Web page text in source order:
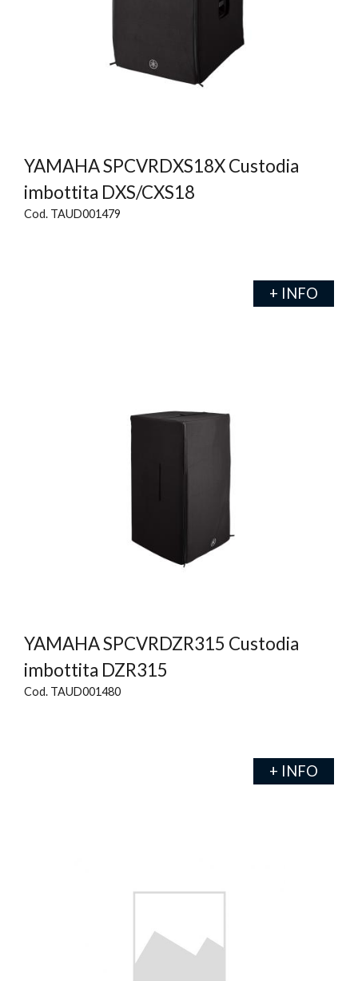
YAMAHA SPCVRDXS18X Custodia
imbottita DXS/CXS18
Cod. TAUD001479
+ INFO
YAMAHA SPCVRDZR315 Custodia
imbottita DZR315
Cod. TAUD001480
+ INFO